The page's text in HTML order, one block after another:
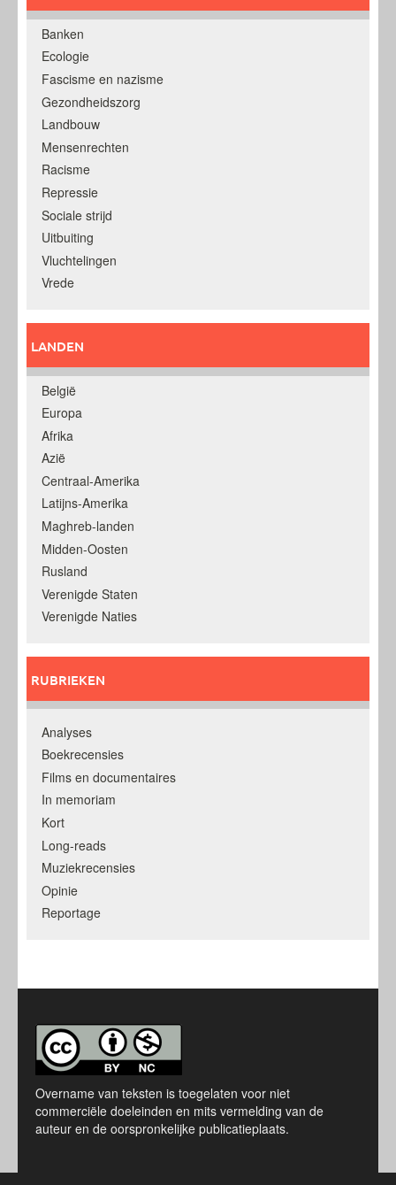
Banken
Ecologie
Fascisme en nazisme
Gezondheidszorg
Landbouw
Mensenrechten
Racisme
Repressie
Sociale strijd
Uitbuiting
Vluchtelingen
Vrede
LANDEN
België
Europa
Afrika
Azië
Centraal-Amerika
Latijns-Amerika
Maghreb-landen
Midden-Oosten
Rusland
Verenigde Staten
Verenigde Naties
RUBRIEKEN
Analyses
Boekrecensies
Films en documentaires
In memoriam
Kort
Long-reads
Muziekrecensies
Opinie
Reportage
Overname van teksten is toegelaten voor niet
commerciële doeleinden en mits vermelding van de
auteur en de oorspronkelijke publicatieplaats.